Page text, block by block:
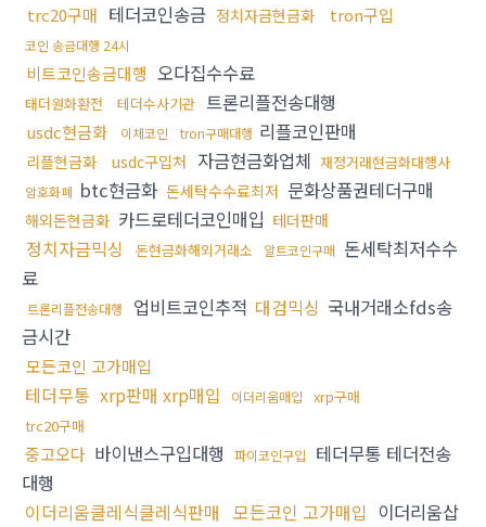
trc20구매 테더코인송금 정치자금현금화 tron구입
코인 송금대행 24시
비트코인송금대행 오다집수수료
태더원화환전 테더수사기관 트론리플전송대행
usdc현금화 이체코인 tron구매대행 리플코인판매
리플현금화 usdc구입처 자금현금화업체 재정거래현금화대행사
암호화폐 btc현금화 돈세탁수수료최저 문화상품권테더구매
해외돈현금화 카드로테더코인매입 테더판매
정치자금믹싱 돈현금화해외거래소 알트코인구매 돈세탁최저수수
료
트론리플전송대행 업비트코인추적 대검믹싱 국내거래소fds송
금시간
모든코인 고가매입
테더무통 xrp판매 xrp매입 이더리움매입
xrp구매
trc20구매
중고오다 바이낸스구입대행 파이코인구입
테더무통 테더전송
대행
이더리움클레식클레식판매 모든코인 고가매입 이더리움삽